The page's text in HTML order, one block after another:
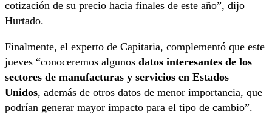
cotización de su precio hacia finales de este año”, dijo
Hurtado.
Finalmente, el experto de Capitaria, complementó que este
jueves “conoceremos algunos datos interesantes de los
sectores de manufacturas y servicios en Estados
Unidos, además de otros datos de menor importancia, que
podrían generar mayor impacto para el tipo de cambio”.